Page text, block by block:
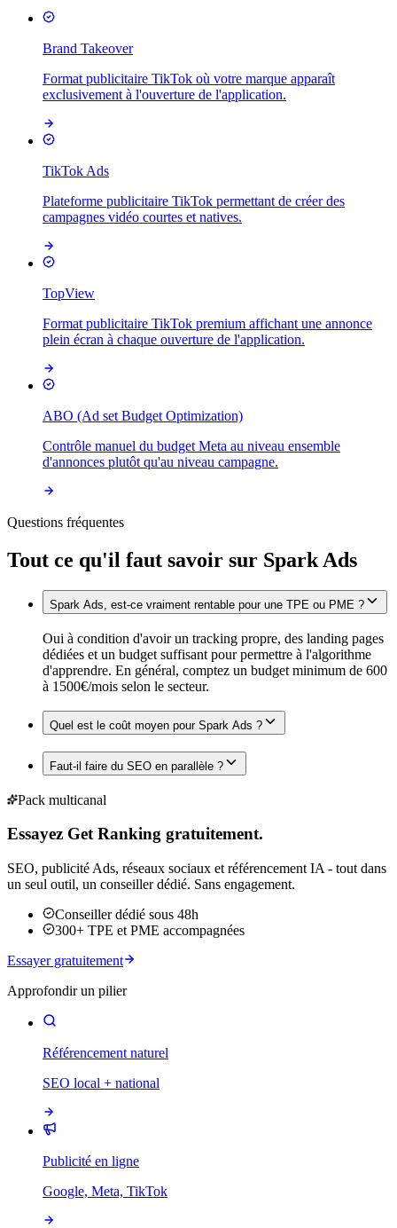
Brand Takeover
Format publicitaire TikTok où votre marque apparaît
exclusivement à l'ouverture de l'application.
TikTok Ads
Plateforme publicitaire TikTok permettant de créer des
campagnes vidéo courtes et natives.
TopView
Format publicitaire TikTok premium affichant une annonce
plein écran à chaque ouverture de l'application.
ABO (Ad set Budget Optimization)
Contrôle manuel du budget Meta au niveau ensemble
d'annonces plutôt qu'au niveau campagne.
Questions fréquentes
Tout ce qu'il faut savoir sur Spark Ads
Spark Ads, est-ce vraiment rentable pour une TPE ou PME ?
Oui à condition d'avoir un tracking propre, des landing pages
dédiées et un budget suffisant pour permettre à l'algorithme
d'apprendre. En général, comptez un budget minimum de 600
à 1500€/mois selon le secteur.
Quel est le coût moyen pour Spark Ads ?
Faut-il faire du SEO en parallèle ?
Pack multicanal
Essayez Get Ranking gratuitement.
SEO, publicité Ads, réseaux sociaux et référencement IA - tout dans
un seul outil, un conseiller dédié. Sans engagement.
Conseiller dédié sous 48h
300+ TPE et PME accompagnées
Essayer gratuitement
Approfondir un pilier
Référencement naturel
SEO local + national
Publicité en ligne
Google, Meta, TikTok